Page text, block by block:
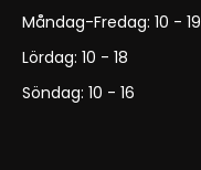
Måndag-Fredag: 10 - 19
Lördag: 10 - 18
Söndag: 10 - 16